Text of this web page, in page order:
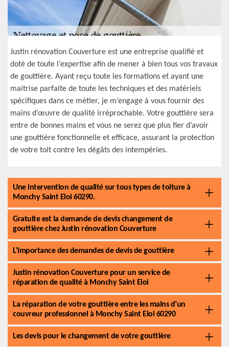
Justin rénovation Couverture est une entreprise qualifié et
doté de toute l’expertise afin de mener à bien tous vos travaux
de gouttière. Ayant reçu toute les formations et ayant une
maitrise parfaite de toute les techniques et des matériels
spécifiques dans ce métier, je m’engage à vous fournir des
mains d’œuvre de qualité irréprochable. Votre gouttière sera
entre de bonnes mains et vous ne serez que plus fier d’avoir
une gouttière fonctionnelle et efficace, assurant la protection
de votre toit contre les dégâts des intempéries.
Une intervention de qualité sur tous types de toiture à
Monchy Saint Eloi 60290.
Gratuite est la demande de devis changement de
gouttière chez Justin rénovation Couverture
L’importance des demandes de devis de gouttière
Justin rénovation Couverture pour un service de
réparation de qualité à Monchy Saint Eloi
La réparation de votre gouttière entre les mains d’un
couvreur professionnel à Monchy Saint Eloi 60290
Les devis pour le changement de votre gouttière